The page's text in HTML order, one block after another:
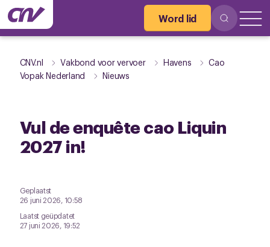
Word lid
CNV.nl Vakbond voor vervoer Havens
Cao
Vopak Nederland
Nieuws
Vul de enquête cao Liquin
2027 in!
Geplaatst
26 juni 2026, 10:58
Laatst geüpdatet
27 juni 2026, 19:52